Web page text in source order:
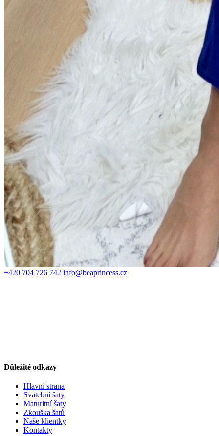
+420 704 726 742 info@beaprincess.cz
Důležité odkazy
Hlavní strana
Svatební šaty
Maturitní šaty
Zkouška šatů
Naše klientky
Kontakty